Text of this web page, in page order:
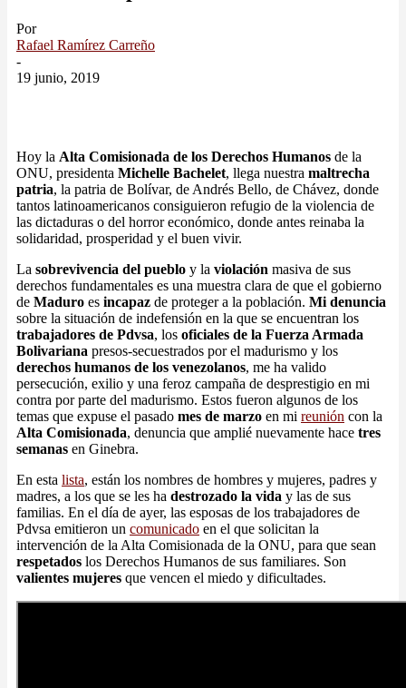
Por
Rafael Ramírez Carreño
-
19 junio, 2019
Hoy la Alta Comisionada de los Derechos Humanos de la
ONU, presidenta Michelle Bachelet, llega nuestra maltrecha
patria, la patria de Bolívar, de Andrés Bello, de Chávez, donde
tantos latinoamericanos consiguieron refugio de la violencia de
las dictaduras o del horror económico, donde antes reinaba la
solidaridad, prosperidad y el buen vivir.
La sobrevivencia del pueblo y la violación masiva de sus
derechos fundamentales es una muestra clara de que el gobierno
de Maduro es incapaz de proteger a la población. Mi denuncia
sobre la situación de indefensión en la que se encuentran los
trabajadores de Pdvsa, los oficiales de la Fuerza Armada
Bolivariana presos-secuestrados por el madurismo y los
derechos humanos de los venezolanos, me ha valido
persecución, exilio y una feroz campaña de desprestigio en mi
contra por parte del madurismo. Estos fueron algunos de los
temas que expuse el pasado mes de marzo en mi reunión con la
Alta Comisionada, denuncia que amplié nuevamente hace tres
semanas en Ginebra.
En esta lista, están los nombres de hombres y mujeres, padres y
madres, a los que se les ha destrozado la vida y las de sus
familias. En el día de ayer, las esposas de los trabajadores de
Pdvsa emitieron un comunicado en el que solicitan la
intervención de la Alta Comisionada de la ONU, para que sean
respetados los Derechos Humanos de sus familiares. Son
valientes mujeres que vencen el miedo y dificultades.